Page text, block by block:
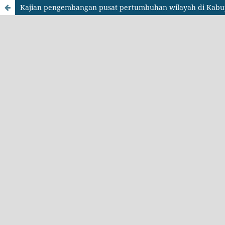
Kajian pengembangan pusat pertumbuhan wilayah di